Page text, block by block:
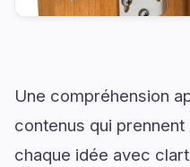
Une compréhension
contenus qui
chaque idée avec